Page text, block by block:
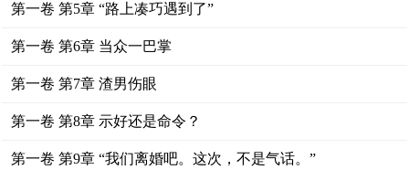
第一卷 第5章 “路上凑巧遇到了”
第一卷 第6章 当众一巴掌
第一卷 第7章 渣男伤眼
第一卷 第8章 示好还是命令？
第一卷 第9章 “我们离婚吧。这次，不是气话。”